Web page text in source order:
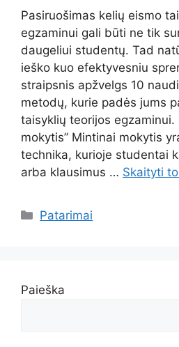
Pasiruošimas kelių eismo
egzaminui gali būti ne tik
daugeliui studentų. Tad
ieško kuo efektyvesniu
straipsnis apžvelgs 10
metodų, kurie padės jums
taisyklių teorijos egzaminui.
mokytis” Mintinai mokytis
technika, kurioje studentai
arba klausimus … Skaityti
Kategorijos
Patarimai
Paieška